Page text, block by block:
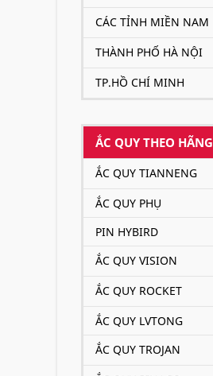
CÁC TỈNH MIỀN NAM
THÀNH PHỐ HÀ NỘI
TP.HỒ CHÍ MINH
ẮC QUY THEO HÃNG
ẮC QUY TIANNENG
ẮC QUY PHỤ
PIN HYBIRD
ẮC QUY VISION
ẮC QUY ROCKET
ẮC QUY LVTONG
ẮC QUY TROJAN